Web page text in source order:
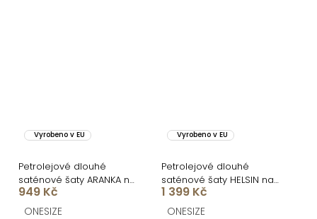
Vyrobeno v EU
Petrolejové dlouhé
saténové šaty ARANKA na
ramínka
949 Kč
ONESIZE
Vyrobeno v EU
Petrolejové dlouhé
saténové šaty HELSIN na
ramínka
1 399 Kč
ONESIZE